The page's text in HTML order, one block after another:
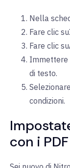
Nella
Fare clic su
Fare clic su
Immettere
di testo.
condizioni.
con i PDF